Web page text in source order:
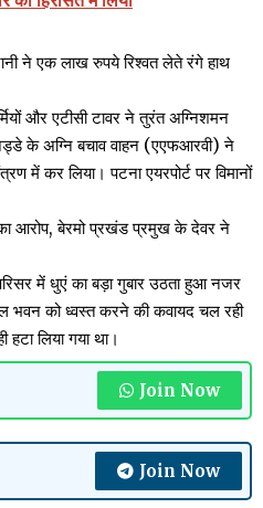
ने एक लाख रुपये रिश्वत लेते रंगे हाथ
और एटीसी टावर ने तुरंत अग्निशमन
के अग्नि बचाव वाहन (एएफआरवी) ने
में कर लिया। पटना एयरपोर्ट पर विमानों
आरोप, बेरमो प्रखंड प्रमुख के देवर ने
में धुएं का बड़ा गुबार उठता हुआ नजर
भवन को ध्वस्त करने की कवायद चल रही
लिया गया था।
Join Now
Join Now